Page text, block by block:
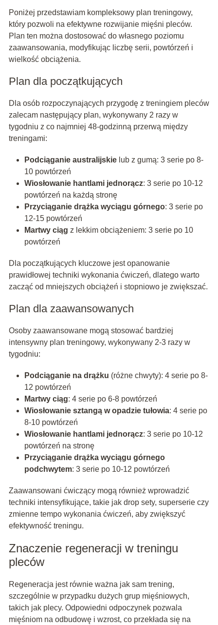
Poniżej przedstawiam kompleksowy plan treningowy,
który pozwoli na efektywne rozwijanie mięśni pleców.
Plan ten można dostosować do własnego poziomu
zaawansowania, modyfikując liczbę serii, powtórzeń i
wielkość obciążenia.
Plan dla początkujących
Dla osób rozpoczynających przygodę z treningiem pleców
zalecam następujący plan, wykonywany 2 razy w
tygodniu z co najmniej 48-godzinną przerwą między
treningami:
Podciąganie australijskielub z gumą: 3 serie po 8-
10 powtórzeń
Wiosłowanie hantlami jednorącz: 3 serie po 10-12
powtórzeń na każdą stronę
Przyciąganie drążka wyciągu górnego: 3 serie po
12-15 powtórzeń
Martwy ciąg z lekkim obciążeniem: 3 serie po 10
powtórzeń
Dla początkujących kluczowe jest opanowanie
prawidłowej techniki wykonania ćwiczeń, dlatego warto
zacząć od mniejszych obciążeń i stopniowo je zwiększać.
Plan dla zaawansowanych
Osoby zaawansowane mogą stosować bardziej
intensywny plan treningowy, wykonywany 2-3 razy w
tygodniu:
Podciąganie na drążku (różne chwyty): 4 serie po 8-
12 powtórzeń
Martwy ciąg: 4 serie po 6-8 powtórzeń
Wiosłowanie sztangą w opadzie tułowia: 4 serie po
8-10 powtórzeń
Wiosłowanie hantlami jednorącz: 3 serie po 10-12
powtórzeń na stronę
Przyciąganie drążka wyciągu górnego
podchwytem: 3 serie po 10-12 powtórzeń
Zaawansowani ćwiczący mogą również wprowadzić
techniki intensyfikujące, takie jak drop sety, superserie czy
zmienne tempo wykonania ćwiczeń, aby zwiększyć
efektywność treningu.
Znaczenie regeneracji w treningu
pleców
Regeneracja jest równie ważna jak sam trening,
szczególnie w przypadku dużych grup mięśniowych,
takich jak plecy. Odpowiedni odpoczynek pozwala
mięśniom na odbudowę i wzrost, co przekłada się na